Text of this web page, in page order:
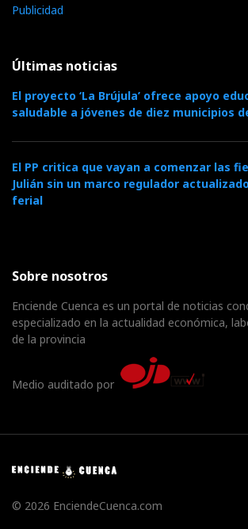
Publicidad
Últimas noticias
El proyecto ‘La Brújula’ ofrece apoyo
saludable a jóvenes de diez municipios
El PP critica que vayan a comenzar las
Julián sin un marco regulador
ferial
Sobre nosotros
Enciende Cuenca es un portal de noticias
especializado en la actualidad económica,
de la provincia
Medio auditado por
© 2026 EnciendeCuenca.com